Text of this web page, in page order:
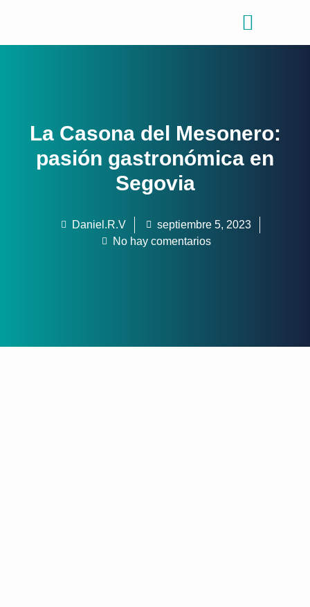
La Casona del Mesonero:
pasión gastronómica en
Segovia
Daniel.R.V
septiembre 5, 2023
No hay comentarios